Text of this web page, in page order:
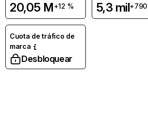
20,05 M+12 % 5,3 mil+790
Cuota de tráfico de
marca
Desbloquear